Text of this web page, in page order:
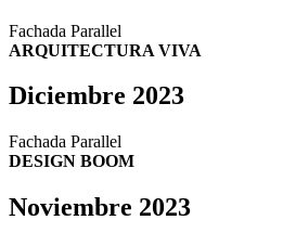
Fachada Parallel
ARQUITECTURA VIVA
Diciembre 2023
Fachada Parallel
DESIGN BOOM
Noviembre 2023